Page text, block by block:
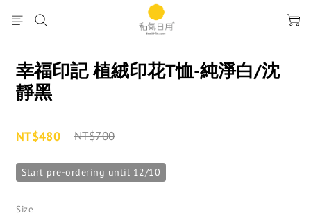
幸福印記 植絨印花T恤-純淨白/沈
靜黑
NT$480 NT$700
Start pre-ordering until 12/10
Size